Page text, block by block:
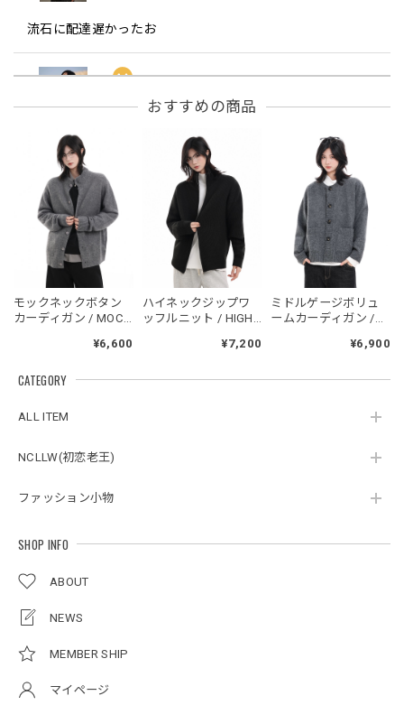
CATEGORY
ALL ITEM
NCLLW(初恋老王)
ファッション小物
SHOP INFO
ABOUT
NEWS
MEMBER SHIP
マイページ
流石に配達遅かったお
レッド/L
フーデッドスタジアムジャンバー / Hooded Stadium Jumper
ブラック/L
2026/05/28
NCLLW オリジナルドッグタグネックレス / NCLLW Original Dog Tag Necklace
2026/05/27
ボタンアクセント ポロシャツ / Button Accent Polo Shirt
おすすめの商品
モックネックボタン
カーディガン / MOCK
¥6,600
ハイネックジップワ
ッフルニット / HIGH
¥7,200
ミドルゲージボリュ
ームカーディガン /
¥6,900